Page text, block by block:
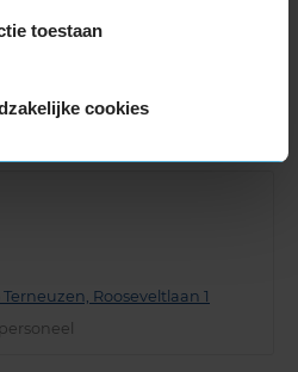
toestaan
cookies
dit eigener beweging
Terneuzen, Rooseveltlaan 1